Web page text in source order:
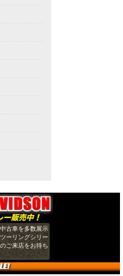
古車を多数展示
ーリングシリー
ご来店をお待ち